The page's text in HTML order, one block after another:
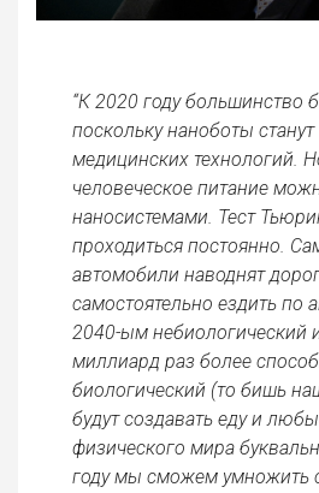
“К 2020 году большинство
поскольку наноботы
медицинских технологий.
человеческое питание
наносистемами. Тест
проходиться постоянно.
автомобили наводнят
самостоятельно ездить по
2040-ым небиологический
миллиард раз более
биологический (то бишь
будут создавать еду и
физического мира
году мы сможем умножить